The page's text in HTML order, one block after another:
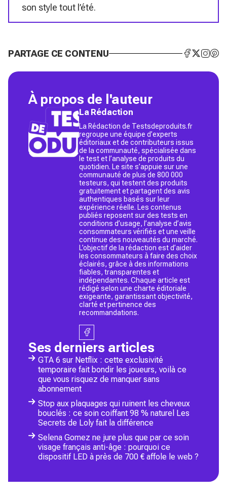
son style tout l’été.
PARTAGE CE CONTENU
À propos de l'auteur
La Rédaction
La Rédaction de Testsdeproduits.fr
regroupe une équipe d’experts
éditoriaux et de contributeurs issus
de la communauté, spécialisée dans
le test et l’analyse de produits du
quotidien. Le site s’appuie sur une
communauté de plus de 800 000
testeurs, qui testent des produits
gratuitement et partagent des avis
authentiques basés sur leur
expérience réelle. Les contenus
publiés reposent sur des tests en
conditions d’usage, l’analyse d’avis
consommateurs vérifiés et une veille
continue des nouveautés du marché.
L’objectif de la rédaction est d’aider
les consommateurs à faire des choix
éclairés, grâce à des informations
fiables, transparentes et
indépendantes. Chaque article est
rédigé selon une charte éditoriale
exigeante, garantissant objectivité,
clarté et pertinence des
recommandations.
Ses derniers articles
GTA 6 sur Netflix : cette exclusivité
temporaire fait bondir les joueurs, voilà ce
que vous risquez de manquer sans
abonnement
Stop aux plaquages qui ruinent les cheveux
bouclés : ce soin coiffant 98 % naturel Les
Secrets de Loly fait la différence
Selena Gomez ne jure plus que par ce soin
visage français anti-âge : pourquoi ce
dispositif LED à près de 700 € affole le web ?